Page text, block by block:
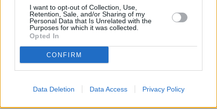
I want to opt-out of Collection, Use,
Retention, Sale, and/or Sharing of my
Personal Data that Is Unrelated with the
Purposes for which it was collected.
Opted In
CONFIRM
Data Deletion Data Access Privacy Policy
Η αγαπημένη Ελληνίδα ηθοποιός
Καβογιάννημας δίνει απάντηση στο «τι να
δούμε απόψε» συζητώντας μαζί μας για τις 5
αγαπημένες της ταινίες.